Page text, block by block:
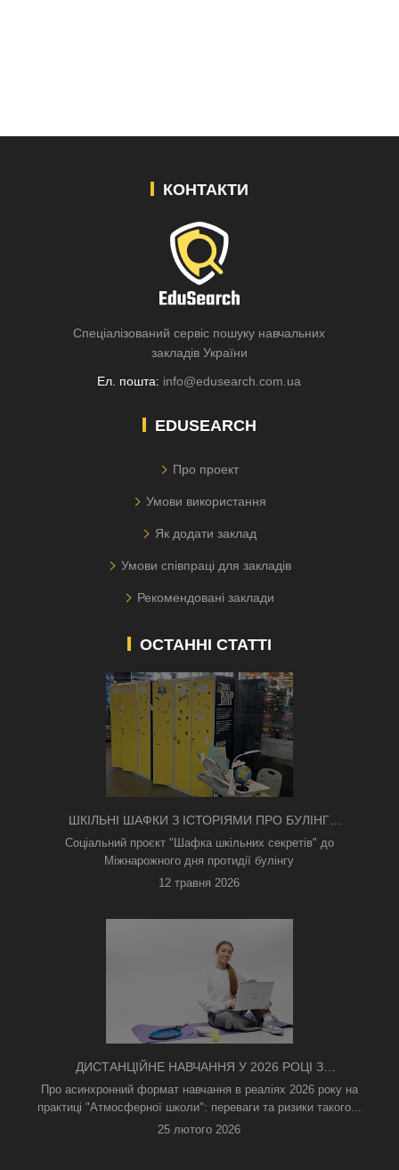
КОНТАКТИ
Спеціалізований сервіс пошуку навчальних
закладів України
Ел. пошта: info@edusearch.com.ua
EDUSEARCH
Про проект
Умови використання
Як додати заклад
Умови співпраці для закладів
Рекомендовані заклади
ОСТАННІ СТАТТІ
ШКІЛЬНІ ШАФКИ З ІСТОРІЯМИ ПРО БУЛІНГ
З'ЯВИЛИСЯ В КИЄВІ
Соціальний проєкт "Шафка шкільних секретів" до
Міжнарожного дня протидії булінгу
12 травня 2026
ДИСТАНЦІЙНЕ НАВЧАННЯ У 2026 РОЦІ З
ТРИВОГАМИ ТА БЕЗ СВІТЛА: ЯК АСИНХРОННИЙ
ФОРМАТ РЯТУЄ ОСВІТНІЙ ПРОЦЕС
Про асинхронний формат навчання в реаліях 2026 року на
практиці "Атмосферної школи": переваги та ризики такого...
25 лютого 2026